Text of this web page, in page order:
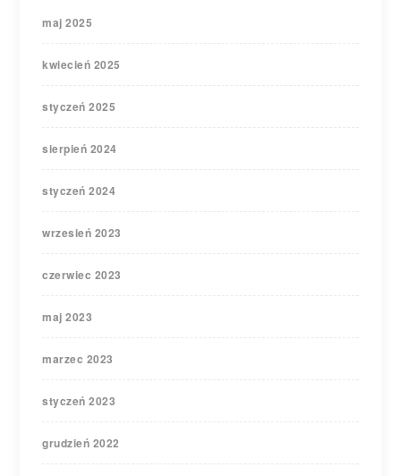
maj 2025
kwiecień 2025
styczeń 2025
sierpień 2024
styczeń 2024
wrzesień 2023
czerwiec 2023
maj 2023
marzec 2023
styczeń 2023
grudzień 2022